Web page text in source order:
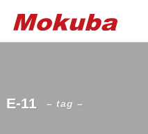
E-11 – tag –